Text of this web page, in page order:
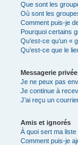
Que sont les
Où sont les
Comment puis-je
Pourquoi certains
Qu’est-ce qu’un «
Qu’est-ce que le
Messagerie privée
Je ne peux pas
Je continue à
J’ai reçu un
Amis et ignorés
À quoi sert ma liste
Comment puis-je